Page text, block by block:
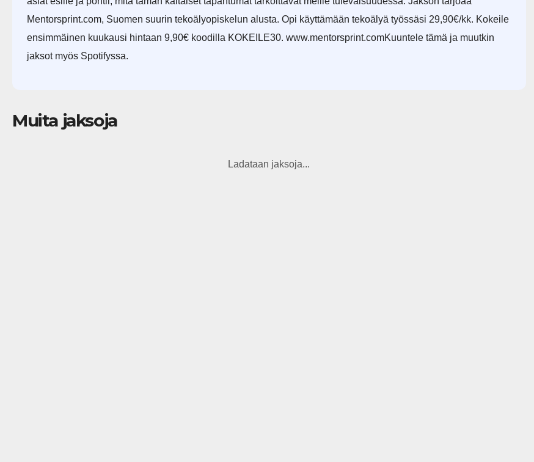
Mentorsprint.com, Suomen suurin tekoälyopiskelun alusta. Opi käyttämään tekoälyä työssäsi 29,90€/kk. Kokeile
ensimmäinen kuukausi hintaan 9,90€ koodilla KOKEILE30. www.mentorsprint.comKuuntele tämä ja muutkin
jaksot myös Spotifyssa.
Muita jaksoja
Ladataan jaksoja...